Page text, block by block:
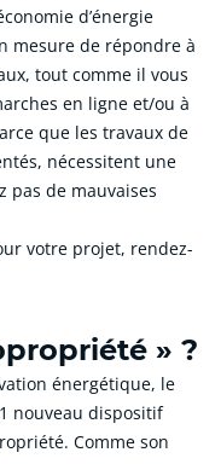
d’énergie
mesure de répondre à
tout comme il vous
en ligne et/ou à
que les travaux de
nécessitent une
pas de mauvaises
votre projet, rendez-
» ?
énergétique, le
nouveau dispositif
Comme son